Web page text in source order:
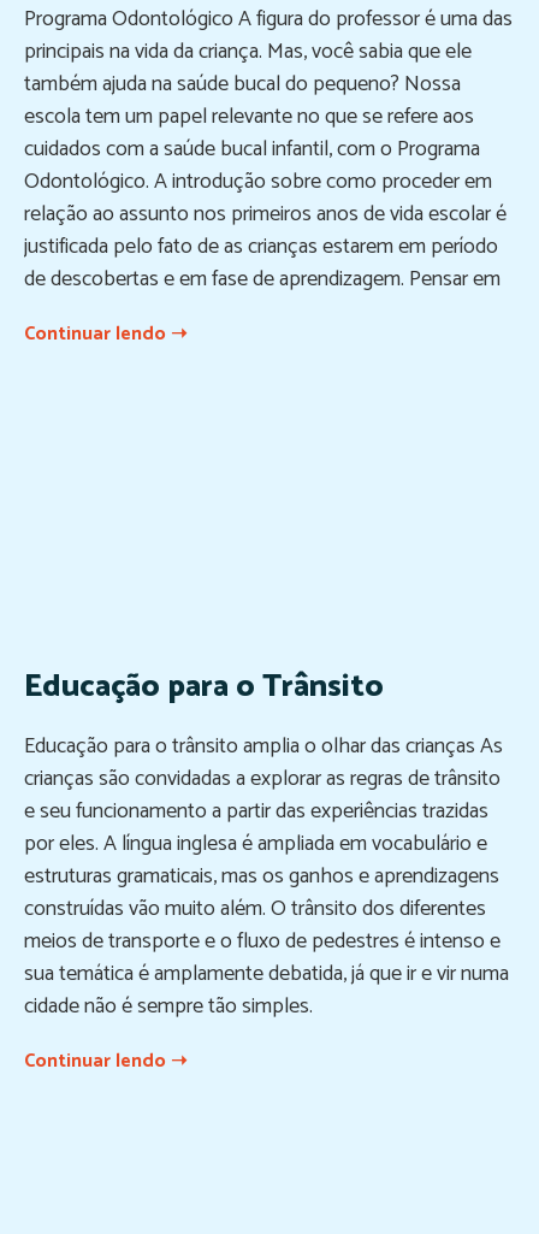
Programa Odontológico A figura do professor é uma das
principais na vida da criança. Mas, você sabia que ele
também ajuda na saúde bucal do pequeno? Nossa
escola tem um papel relevante no que se refere aos
cuidados com a saúde bucal infantil, com o Programa
Odontológico. A introdução sobre como proceder em
relação ao assunto nos primeiros anos de vida escolar é
justificada pelo fato de as crianças estarem em período
de descobertas e em fase de aprendizagem. Pensar em
Continuar lendo ➝
Educação para o Trânsito
Educação para o trânsito amplia o olhar das crianças As
crianças são convidadas a explorar as regras de trânsito
e seu funcionamento a partir das experiências trazidas
por eles. A língua inglesa é ampliada em vocabulário e
estruturas gramaticais, mas os ganhos e aprendizagens
construídas vão muito além. O trânsito dos diferentes
meios de transporte e o fluxo de pedestres é intenso e
sua temática é amplamente debatida, já que ir e vir numa
cidade não é sempre tão simples.
Continuar lendo ➝